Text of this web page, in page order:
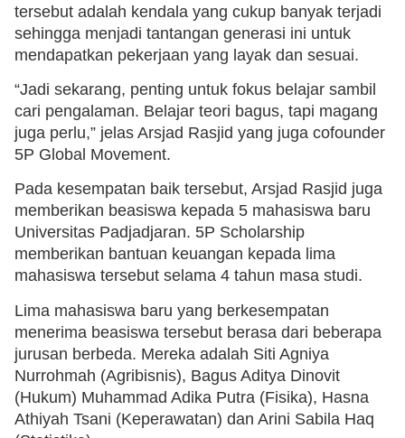
tersebut adalah kendala yang cukup banyak terjadi
sehingga menjadi tantangan generasi ini untuk
mendapatkan pekerjaan yang layak dan sesuai.
“Jadi sekarang, penting untuk fokus belajar sambil
cari pengalaman. Belajar teori bagus, tapi magang
juga perlu,” jelas Arsjad Rasjid yang juga cofounder
5P Global Movement.
Pada kesempatan baik tersebut, Arsjad Rasjid juga
memberikan beasiswa kepada 5 mahasiswa baru
Universitas Padjadjaran. 5P Scholarship
memberikan bantuan keuangan kepada lima
mahasiswa tersebut selama 4 tahun masa studi.
Lima mahasiswa baru yang berkesempatan
menerima beasiswa tersebut berasa dari beberapa
jurusan berbeda. Mereka adalah Siti Agniya
Nurrohmah (Agribisnis), Bagus Aditya Dinovit
(Hukum) Muhammad Adika Putra (Fisika), Hasna
Athiyah Tsani (Keperawatan) dan Arini Sabila Haq